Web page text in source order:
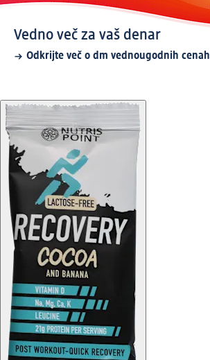
Vedno več za vaš denar
Odkrijte več o dm vednougodnih cenah